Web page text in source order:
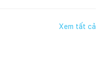
Xem tất cả